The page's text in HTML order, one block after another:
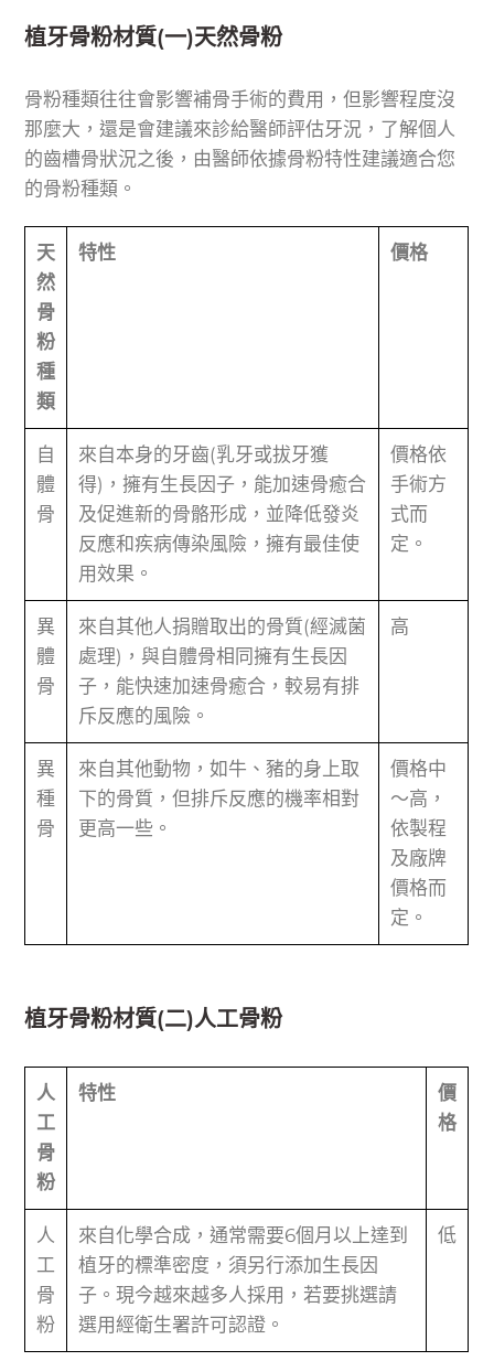
植牙骨粉材質(一)天然骨粉
骨粉種類往往會影響補骨手術的費用，但影響程度沒
那麼大，還是會建議來診給醫師評估牙況，了解個人
的齒槽骨狀況之後，由醫師依據骨粉特性建議適合您
的骨粉種類。
天
然
骨
粉
種
類
特性 價格
自
體
骨
來自本身的牙齒(乳牙或拔牙獲
得)，擁有生長因子，能加速骨癒合
及促進新的骨骼形成，並降低發炎
反應和疾病傳染風險，擁有最佳使
用效果。
價格依
手術方
式而
定。
異
體
骨
來自其他人捐贈取出的骨質(經滅菌
處理)，與自體骨相同擁有生長因
子，能快速加速骨癒合，較易有排
斥反應的風險。
高
異
種
骨
來自其他動物，如牛、豬的身上取
下的骨質，但排斥反應的機率相對
更高一些。
價格中
～高，
依製程
及廠牌
價格而
定。
植牙骨粉材質(二)人工骨粉
人
工
骨
粉
特性
價
格
人
工
骨
粉
來自化學合成，通常需要6個月以上達到
植牙的標準密度，須另行添加生長因
子。現今越來越多人採用，若要挑選請
選用經衛生署許可認證。
低